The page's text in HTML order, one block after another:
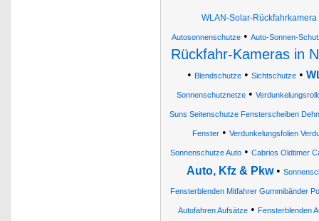
WLAN-Solar-
Autosonnenschutze • Auto-Sonnen-
Rückfahr-Kameras in
• Blendschutze • Sichtschutze •
Sonnenschutznetze •
Suns Seitenschutze Fensterscheiben
Fenster• Verdunkelungsfolien
Sonnenschutze Auto • Cabrios Oldtimer
Auto, Kfz & Pkw•
Fensterblenden Mitfahrer Gummibänder
Autofahren Aufsätze • Fensterblenden